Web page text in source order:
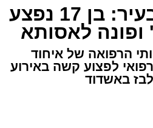
שוב אלימות בעיר: בן 17 נפצע
לאסותא
הרפואה של איחוד
לפצוע קשה באירוע
באשדוד